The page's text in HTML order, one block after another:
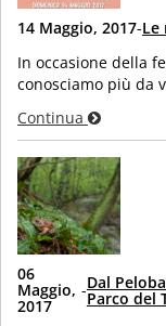
14 Maggio, 2017-Le
In occasione della
conosciamo più da
Continua
06
Maggio,
2017
-Dal
Parco del